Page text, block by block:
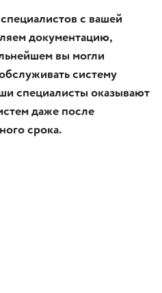
с вашей
документацию,
вы могли
систему
специалисты оказывают
даже после
срока.